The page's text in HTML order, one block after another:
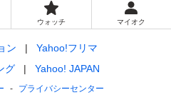
ウォッチ マイオク
ン
Yahoo!フリマ
グ
Yahoo! JAPAN
プライバシーセンター